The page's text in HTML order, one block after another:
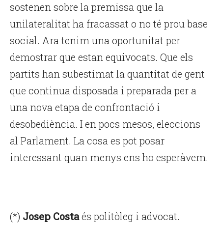
sostenen sobre la premissa que la
unilateralitat ha fracassat o no té prou base
social. Ara tenim una oportunitat per
demostrar que estan equivocats. Que els
partits han subestimat la quantitat de gent
que continua disposada i preparada per a
una nova etapa de confrontació i
desobediència. I en pocs mesos, eleccions
al Parlament. La cosa es pot posar
interessant quan menys ens ho esperàvem.
(*) Josep Costaés politòleg i advocat.